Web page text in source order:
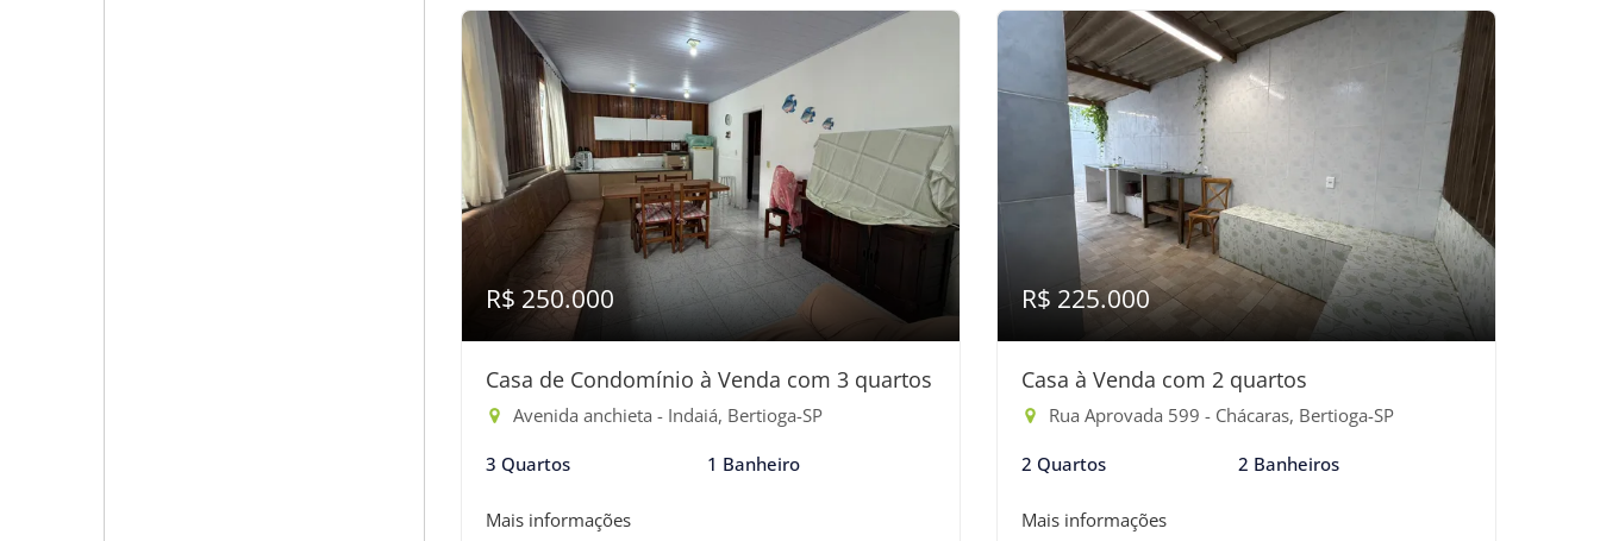
R$ 250.000
Casa de Condomínio à Venda com 3 quartos
Avenida anchieta - Indaiá, Bertioga-SP
3 Quartos 1 Banheiro
Mais informações
R$ 225.000
Casa à Venda com 2 quartos
Rua Aprovada 599 - Chácaras, Bertioga-SP
2 Quartos 2 Banheiros
Mais informações